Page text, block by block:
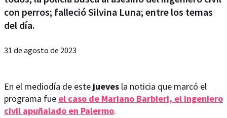
con perros; falleció Silvina Luna; entre los temas
del día.
31 de agosto de 2023
En el mediodía de este jueves la noticia que marcó el
programa fue el caso de Mariano Barbieri, el ingeniero
civil apuñalado en Palermo.